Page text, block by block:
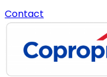
Contact